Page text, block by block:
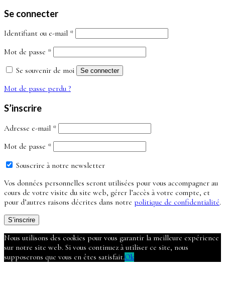
Se connecter
Identifiant ou e-mail *Obligatoire
Mot de passe *Obligatoire
Se souvenir de moi Se connecter
Mot de passe perdu ?
S’inscrire
Adresse e-mail *Obligatoire
Mot de passe *Obligatoire
Souscrire à notre newsletter
Vos données personnelles seront utilisées pour vous accompagner au
cours de votre visite du site web, gérer l’accès à votre compte, et
pour d’autres raisons décrites dans notre politique de confidentialité.
S’inscrire
Nous utilisons des cookies pour vous garantir la meilleure expérience
sur notre site web. Si vous continuez à utiliser ce site, nous
supposerons que vous en êtes satisfait.Ok